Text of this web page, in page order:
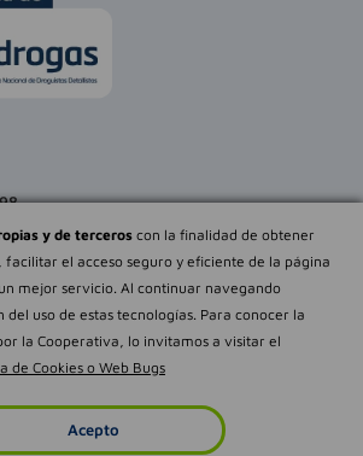
y de terceroscon la finalidad de obtener
el acceso seguro y eficiente de la página
mejor servicio. Al continuar navegando
del uso de estas tecnologías. Para conocer la
la Cooperativa, lo invitamos a visitar el
de Cookies o Web Bugs
Acepto
Favoritos
Farmaexpress 2025